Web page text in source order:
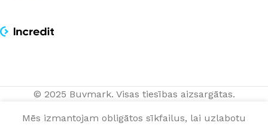
© 2025 Buvmark. Visas tiesības aizsargātas.
Mēs izmantojam obligātos sīkfailus, lai uzlabotu
rāmis bešs,
gab.
NOPIRKT TAGAD